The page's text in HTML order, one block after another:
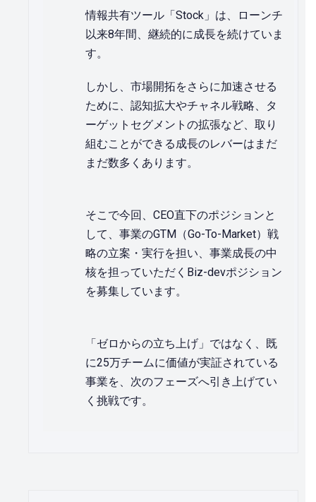
情報共有ツール「Stock」は、ローンチ
以来8年間、継続的に成長を続けていま
す。
しかし、市場開拓をさらに加速させる
ために、認知拡大やチャネル戦略、タ
ーゲットセグメントの拡張など、取り
組むことができる成長のレバーはまだ
まだ数多くあります。
そこで今回、CEO直下のポジションと
して、事業のGTM（Go-To-Market）戦
略の立案・実行を担い、事業成長の中
核を担っていただくBiz-devポジション
を募集しています。
「ゼロからの立ち上げ」ではなく、既
に25万チームに価値が実証されている
事業を、次のフェーズへ引き上げてい
く挑戦です。